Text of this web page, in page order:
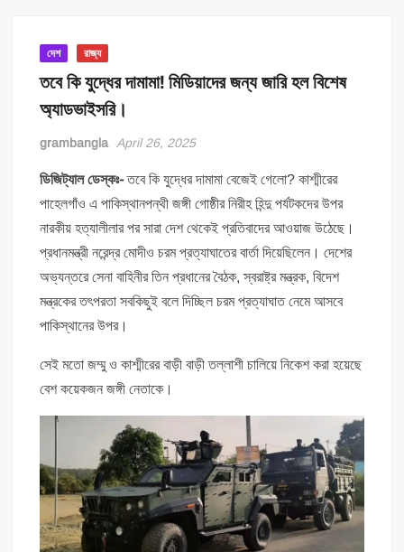
দেশ রাজ্য
তবে কি যুদ্ধের দামামা! মিডিয়াদের জন্য জারি হল বিশেষ
অ্যাডভাইসরি।
grambangla April 26, 2025
ডিজিট্যাল ডেস্কঃ-তবে কি যুদ্ধের দামামা বেজেই গেলো? কাশ্মীরের
পাহেলগাঁও এ পাকিস্থানপন্থী জঙ্গী গোষ্ঠীর নিরীহ হিন্দু পর্যটকদের উপর
নারকীয় হত্যালীলার পর সারা দেশ থেকেই প্রতিবাদের আওয়াজ উঠেছে।
প্রধানমন্ত্রী নরেন্দ্র মোদীও চরম প্রত্যাঘাতের বার্তা দিয়েছিলেন। দেশের
অভ্যন্তরে সেনা বাহিনীর তিন প্রধানের বৈঠক, স্বরাষ্ট্র মন্ত্রক, বিদেশ
মন্ত্রকের তৎপরতা সবকিছুই বলে দিচ্ছিল চরম প্রত্যাঘাত নেমে আসবে
পাকিস্থানের উপর।
সেই মতো জম্মু ও কাশ্মীরের বাড়ী বাড়ী তল্লাশী চালিয়ে নিকেশ করা হয়েছে
বেশ কয়েকজন জঙ্গী নেতাকে।